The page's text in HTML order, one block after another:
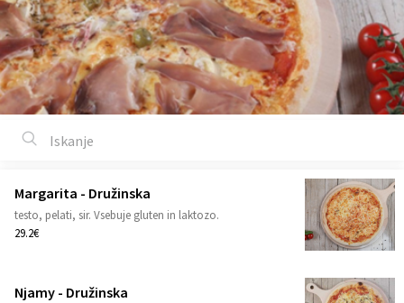
Margarita - Družinska
testo, pelati, sir. Vsebuje gluten in laktozo.
29.2€
Njamy - Družinska